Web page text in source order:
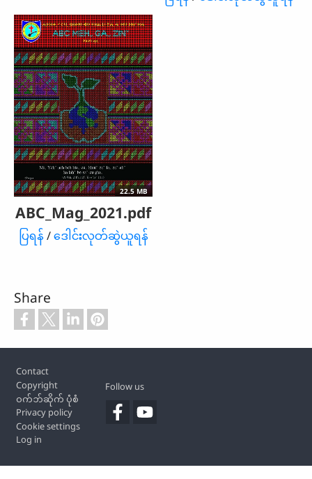
22.5 MB
ABC_Mag_2021.pdf
ပြရန်/ဒေါင်းလုတ်ဆွဲယူရန်
Share
Footer
Contact
Copyright
ဝက်ဘ်ဆိုက် ပုံစံ
Privacy policy
Cookie settings
Log in
Follow us